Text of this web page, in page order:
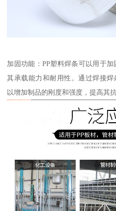
加固功能：PP塑料焊条可以用于
其承载能力和耐用性。通过焊接
以增加制品的刚度和强度，提高其